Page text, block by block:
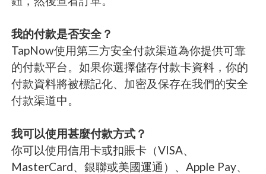
我的付款是否安全？
TapNow使用第三方安全付款渠道為你提供可靠
的付款平台。如果你選擇儲存付款卡資料，你的
付款資料將被標記化、加密及保存在我們的安全
付款渠道中。
我可以使用甚麼付款方式？
你可以使用信用卡或扣賬卡（VISA、
MasterCard、銀聯或美國運通）、Apple Pay、